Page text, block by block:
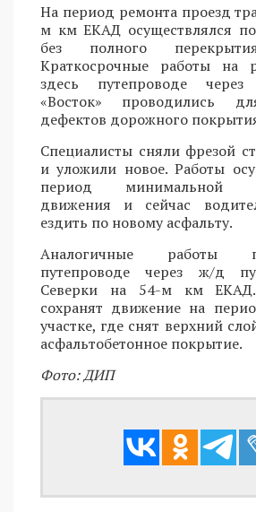
На период ремонта проезд
м км ЕКАД осуществлялся
без полного
Краткосрочные работы на
здесь путепроводе
«Восток» проводились
дефектов дорожного
Специалисты сняли фрезой
и уложили новое. Работы
период минимальной
движения и сейчас
ездить по новому асфальту.
Аналогичные работы
путепроводе через ж/д
Северки на 54-м км
сохранят движение на
участке, где снят верхний
асфальтобетонное покрытие.
Фото: ДИП